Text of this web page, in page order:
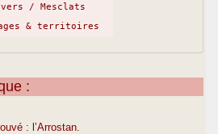
/ Mesclats
& territoires
:
: l’Arrostan.